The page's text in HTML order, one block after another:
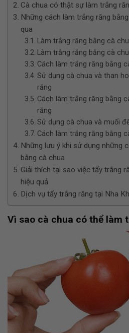
Cà chua có thật sự làm trắng
Những cách làm trắng răng
qua
Làm trắng răng bằng cà
Làm trắng răng bằng cà
Cách làm trắng răng bằng
Sử dụng cà chua và than
răng
Cách làm trắng răng bằng
răng
Sử dụng cà chua và muối
Cách làm trắng răng bằng
Những lưu ý khi sử dụng những
bằng cà chua
Giải thích tại sao việc tẩy trắng
hiệu quả
Dịch vụ tẩy trắng răng tại Nha
Vì sao cà chua có thể làm